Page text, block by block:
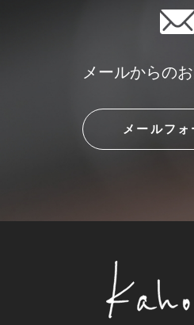
メールからの
メールフ